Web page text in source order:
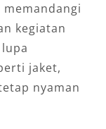
kegiatan
jaket,
nyaman